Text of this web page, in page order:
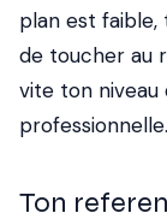
plan est faible,
de toucher au
vite ton
professionnelle.
Ton